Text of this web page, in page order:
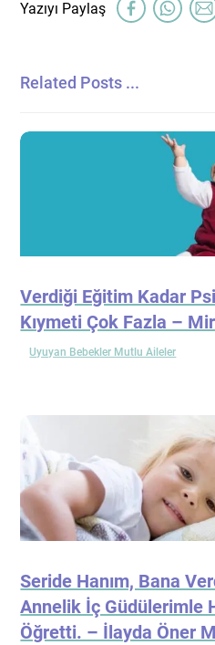
Related Posts ...
Verdiği Eğitim Kadar
Kıymeti Çok Fazla –
Uyuyan Bebekler Mutlu Aileler
Seride Hanım, Bana
Annelik İç Güdülerimle
Öğretti. – İlayda Öner